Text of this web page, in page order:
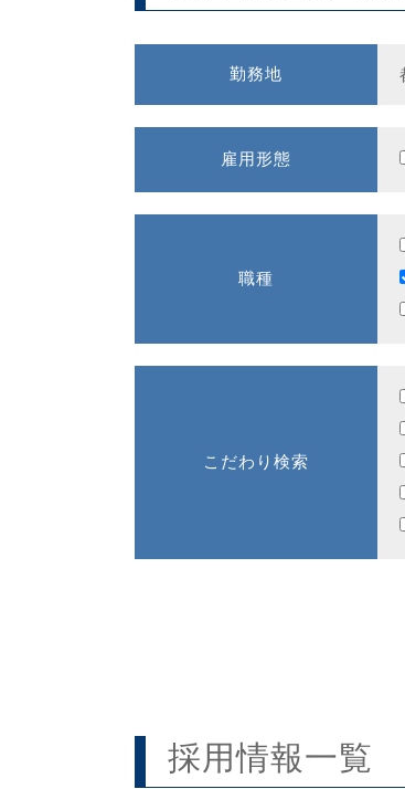
勤務地
雇用形態
職種
こだわり検索
採用情報一覧